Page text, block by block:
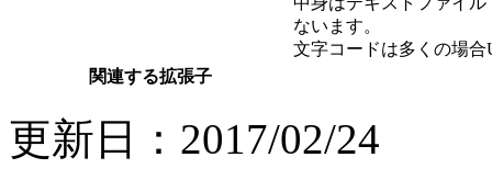
ないます。
文字コードは多くの場合
関連する拡張子
更新日：2017/02/24